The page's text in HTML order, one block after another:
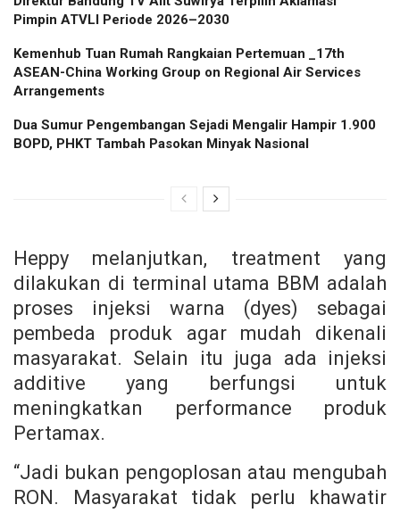
Pimpin ATVLI Periode 2026–2030
Kemenhub Tuan Rumah Rangkaian Pertemuan _17th
ASEAN-China Working Group on Regional Air Services
Arrangements
Dua Sumur Pengembangan Sejadi Mengalir Hampir 1.900
BOPD, PHKT Tambah Pasokan Minyak Nasional
Heppy melanjutkan, treatment yang
dilakukan di terminal utama BBM adalah
proses injeksi warna (dyes) sebagai
pembeda produk agar mudah dikenali
masyarakat. Selain itu juga ada injeksi
additive yang berfungsi untuk
meningkatkan performance produk
Pertamax.
“Jadi bukan pengoplosan atau mengubah
RON. Masyarakat tidak perlu khawatir